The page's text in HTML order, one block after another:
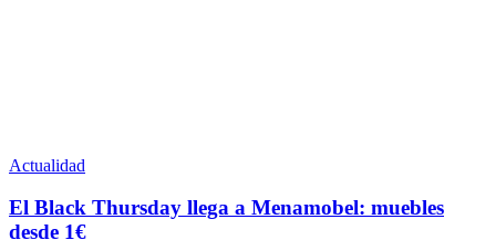
Actualidad
El Black Thursday llega a Menamobel: muebles
desde 1€